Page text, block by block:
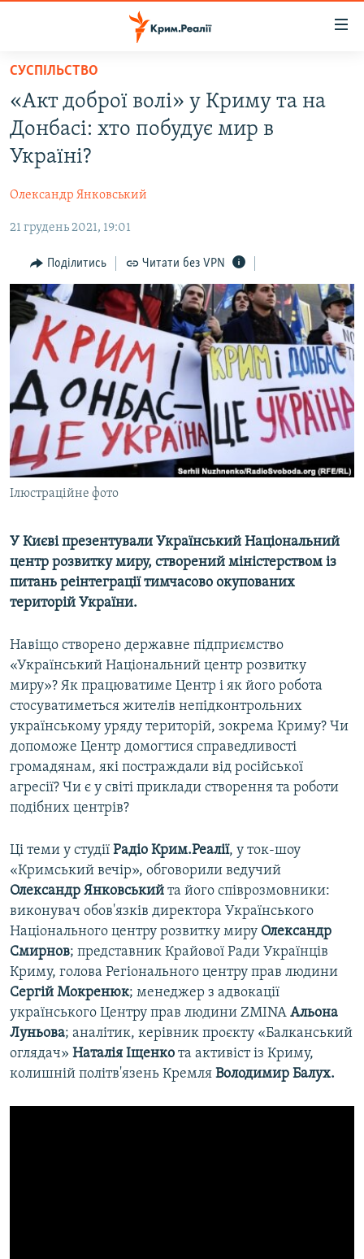
Перейти
основного
матеріалу
Перейти
до
основної
Перейти
пошуку
ВОДА.КРИМ
ВІДЕО ТА ФОТО
БЛОГИ
ПОГЛЯД
ІНТЕРВ'Ю
ВСЕ ЗА ДЕНЬ
СПЕЦПРОЕКТИ
ДЕПОРТАЦІЯ
ВІДЕОУРОКИ «ELIFBE»
СВІДЧЕННЯ ОКУПАЦІЇ
УКРАЇНСЬКА ПРОБЛЕМА КРИМУ
ІНФОГРАФІКА
ЯК ОБІЙТИ БЛОКУВАННЯ
Русский
Qırımtatar
ДОЛУЧАЙСЯ!
Усі сайти RFE/RL
СУСПІЛЬСТВО
«Акт доброї волі» у Криму та на
Донбасі: хто побудує мир в
Україні?
Олександр Янковський
21 грудень 2021, 19:01
Поділитись Читати без VPN
Ілюстраційне фото
У Києві презентували Український Національний
центр розвитку миру, створений міністерством із
питань реінтеграції тимчасово окупованих
територій України.
Навіщо створено державне підприємство
«Український Національний центр розвитку
миру»? Як працюватиме Центр і як його робота
стосуватиметься жителів непідконтрольних
українському уряду територій, зокрема Криму? Чи
допоможе Центр домогтися справедливості
громадянам, які постраждали від російської
агресії? Чи є у світі приклади створення та роботи
подібних центрів?
Ці теми у студії Радіо Крим.Реалії, у ток-шоу
«Кримський вечір», обговорили ведучий
Олександр Янковський та його співрозмовники:
виконувач обов'язків директора Українського
Національного центру розвитку миру Олександр
Смирнов; представник Крайової Ради Українців
Криму, голова Регіонального центру прав людини
Сергій Мокренюк; менеджер з адвокації
українського Центру прав людини ZMINA Альона
Луньова; аналітик, керівник проєкту «Балканський
оглядач» Наталія Іщенко та активіст із Криму,
колишній політв'язень Кремля Володимир Балух.